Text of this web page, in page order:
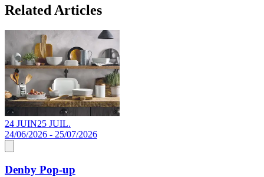
Related Articles
24 JUIN25 JUIL.
24/06/2026 - 25/07/2026
Denby Pop-up